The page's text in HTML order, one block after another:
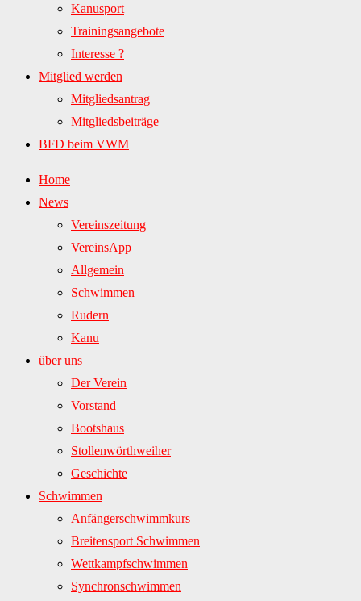
Kanusport
Trainingsangebote
Interesse ?
Mitglied werden
Mitgliedsantrag
Mitgliedsbeiträge
BFD beim VWM
Home
News
Vereinszeitung
VereinsApp
Allgemein
Schwimmen
Rudern
Kanu
über uns
Der Verein
Vorstand
Bootshaus
Stollenwörthweiher
Geschichte
Schwimmen
Anfängerschwimmkurs
Breitensport Schwimmen
Wettkampfschwimmen
Synchronschwimmen